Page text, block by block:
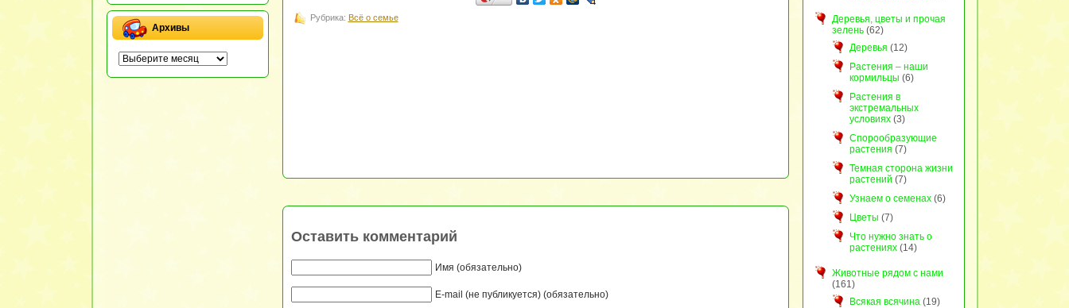
Архивы
Рубрика: Всё о семье
Оставить комментарий
Имя (обязательно)
E-mail (не публикуется) (обязательно)
Деревья, цветы и прочая
зелень(62)
Деревья (12)
Растения – наши
кормильцы (6)
Растения в
экстремальных
условиях(3)
Спорообразующие
растения (7)
Темная сторона жизни
растений (7)
Узнаем о семенах(6)
Цветы (7)
Что нужно знать о
растениях(14)
Животные рядом с нами
(161)
Всякая всячина(19)